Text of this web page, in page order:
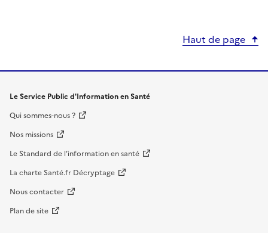
Haut de page
Le Service Public d'Information en Santé
Qui sommes-nous ?
Nos missions
Le Standard de l’information en santé
La charte Santé.fr Décryptage
Nous contacter
Plan de site